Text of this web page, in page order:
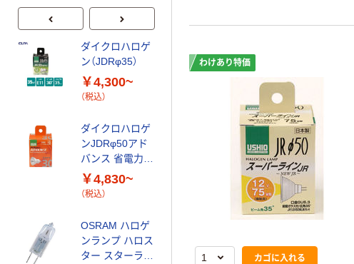
わけあり特価
カゴに入れる
ダイクロハロゲ
ン（JDRφ35）
￥4,300~
（税込）
ダイクロハロゲ
ンJDRφ50アド
バンス 省電力タ
イプ
￥4,830~
（税込）
OSRAM ハロゲ
ンランプ ハロス
ター スターライ
ング ハロゲン
ラー付き）広角
￥3,990~
（税込）
ヤザワコーポレ
ーション エコク
ールハロゲンシ
ャイン
￥3,278~
（税込）